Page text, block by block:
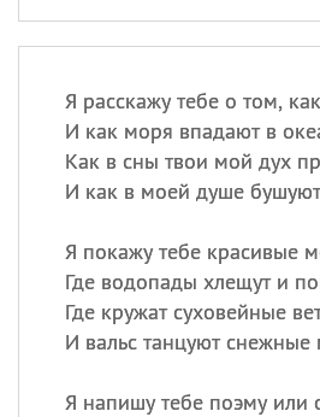
Я расскажу тебе о том,
И как моря впадают в
Как в сны твои мой дух
И как в моей душе
Я покажу тебе красивые
Где водопады хлещут и
Где кружат суховейные
И вальс танцуют снежные
Я напишу тебе поэму или